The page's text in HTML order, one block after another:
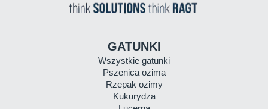
GATUNKI
Wszystkie gatunki
Pszenica ozima
Rzepak ozimy
Kukurydza